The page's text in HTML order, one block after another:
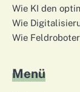
Wie KI den
Wie
Wie
Menü